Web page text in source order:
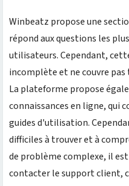
Winbeatz propose une
répond aux questions les
utilisateurs. Cependant,
incomplète et ne couvre
La plateforme propose
connaissances en ligne, qui
guides d'utilisation.
difficiles à trouver et à
de problème complexe, il
contacter le support client,